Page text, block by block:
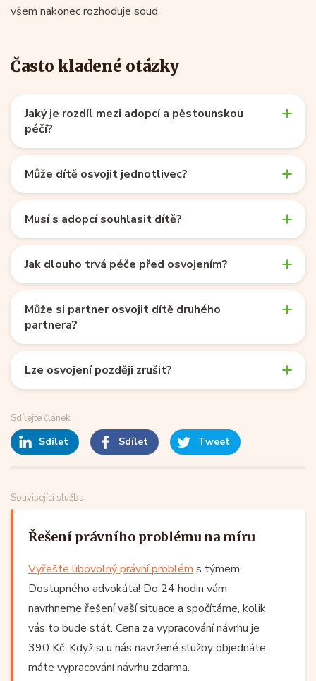
všem nakonec rozhoduje soud.
Často kladené otázky
Jaký je rozdíl mezi adopcí a pěstounskou
péčí?
Může dítě osvojit jednotlivec?
Musí s adopcí souhlasit dítě?
Jak dlouho trvá péče před osvojením?
Může si partner osvojit dítě druhého
partnera?
Lze osvojení později zrušit?
Sdílejte článek
Sdílet Sdílet Tweet
Související služba
Řešení právního problému na míru
Vyřešte libovolný právní problém s týmem
Dostupného advokáta! Do 24 hodin vám
navrhneme řešení vaší situace a spočítáme, kolik
vás to bude stát. Cena za vypracování návrhu je
390 Kč. Když si u nás navržené služby objednáte,
máte vypracování návrhu zdarma.